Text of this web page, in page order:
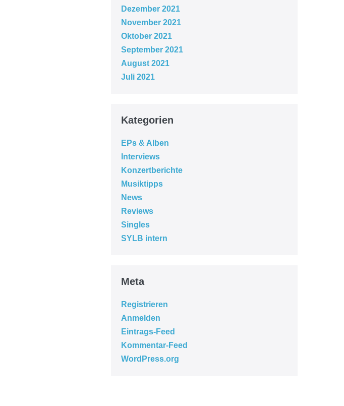
Dezember 2021
November 2021
Oktober 2021
September 2021
August 2021
Juli 2021
Kategorien
EPs & Alben
Interviews
Konzertberichte
Musiktipps
News
Reviews
Singles
SYLB intern
Meta
Registrieren
Anmelden
Eintrags-Feed
Kommentar-Feed
WordPress.org